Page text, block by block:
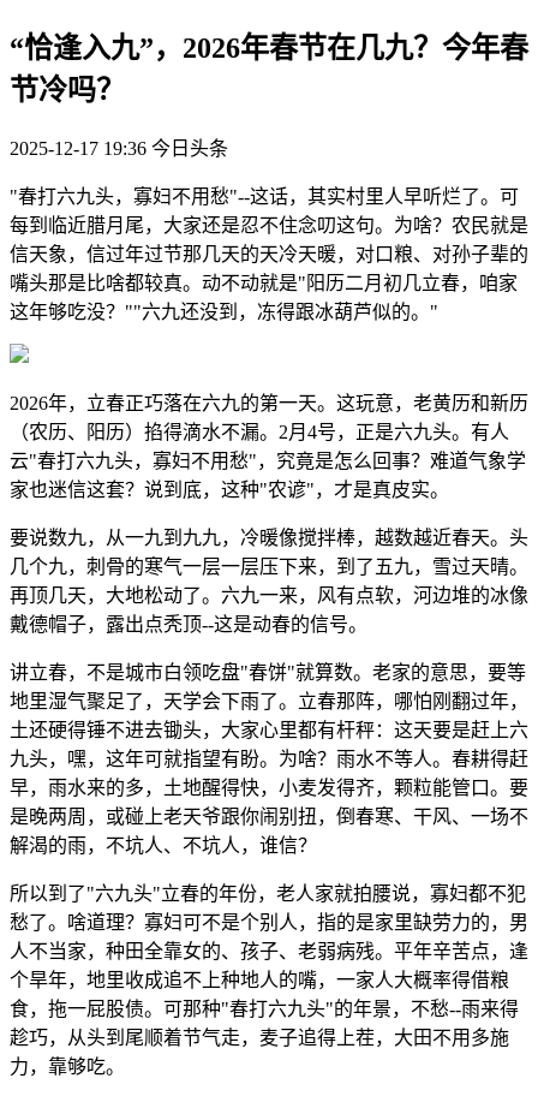
“恰逢入九”，2026年春节在几九？今年春
节冷吗？
2025-12-17 19:36 今日头条
"春打六九头，寡妇不用愁"--这话，其实村里人早听烂了。可
每到临近腊月尾，大家还是忍不住念叨这句。为啥？农民就是
信天象，信过年过节那几天的天冷天暖，对口粮、对孙子辈的
嘴头那是比啥都较真。动不动就是"阳历二月初几立春，咱家
这年够吃没？""六九还没到，冻得跟冰葫芦似的。"
2026年，立春正巧落在六九的第一天。这玩意，老黄历和新历
（农历、阳历）掐得滴水不漏。2月4号，正是六九头。有人
云"春打六九头，寡妇不用愁"，究竟是怎么回事？难道气象学
家也迷信这套？说到底，这种"农谚"，才是真皮实。
要说数九，从一九到九九，冷暖像搅拌棒，越数越近春天。头
几个九，刺骨的寒气一层一层压下来，到了五九，雪过天晴。
再顶几天，大地松动了。六九一来，风有点软，河边堆的冰像
戴德帽子，露出点秃顶--这是动春的信号。
讲立春，不是城市白领吃盘"春饼"就算数。老家的意思，要等
地里湿气聚足了，天学会下雨了。立春那阵，哪怕刚翻过年，
土还硬得锤不进去锄头，大家心里都有杆秤：这天要是赶上六
九头，嘿，这年可就指望有盼。为啥？雨水不等人。春耕得赶
早，雨水来的多，土地醒得快，小麦发得齐，颗粒能管口。要
是晚两周，或碰上老天爷跟你闹别扭，倒春寒、干风、一场不
解渴的雨，不坑人、不坑人，谁信？
所以到了"六九头"立春的年份，老人家就拍腰说，寡妇都不犯
愁了。啥道理？寡妇可不是个别人，指的是家里缺劳力的，男
人不当家，种田全靠女的、孩子、老弱病残。平年辛苦点，逢
个旱年，地里收成追不上种地人的嘴，一家人大概率得借粮
食，拖一屁股债。可那种"春打六九头"的年景，不愁--雨来得
趁巧，从头到尾顺着节气走，麦子追得上茬，大田不用多施
力，靠够吃。